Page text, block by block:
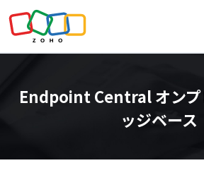
Endpoint Central オンプ
ッジベース